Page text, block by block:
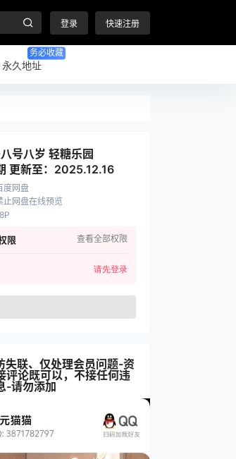
登录 快速注册
永久地址
务必收藏
号八岁 轻糖乐园
更新至：2025.12.16
度网盘
止网盘在线预览
限 查看全部权限
请先登录
失联、仅处理会员问题-资
评论既可以，不接任何违
-请勿添加